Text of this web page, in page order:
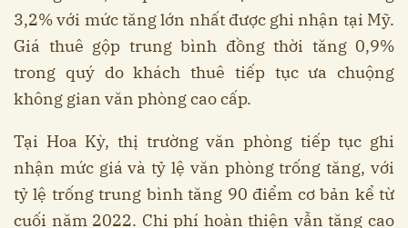
3,2% với mức tăng lớn nhất được ghi nhận tại Mỹ.
Giá thuê gộp trung bình đồng thời tăng 0,9%
trong quý do khách thuê tiếp tục ưa chuộng
không gian văn phòng cao cấp.
Tại Hoa Kỳ, thị trường văn phòng tiếp tục ghi
nhận mức giá và tỷ lệ văn phòng trống tăng, với
tỷ lệ trống trung bình tăng 90 điểm cơ bản kể từ
cuối năm 2022. Chi phí hoàn thiện vẫn tăng cao